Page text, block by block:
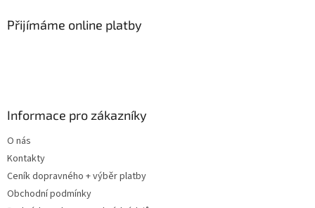
Přijímáme online platby
Informace pro zákazníky
O nás
Kontakty
Ceník dopravného + výběr platby
Obchodní podmínky